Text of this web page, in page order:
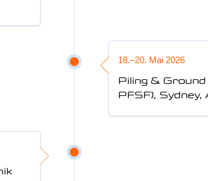
18.–20. Mai 2026
Piling &
PFSF), Sydney,